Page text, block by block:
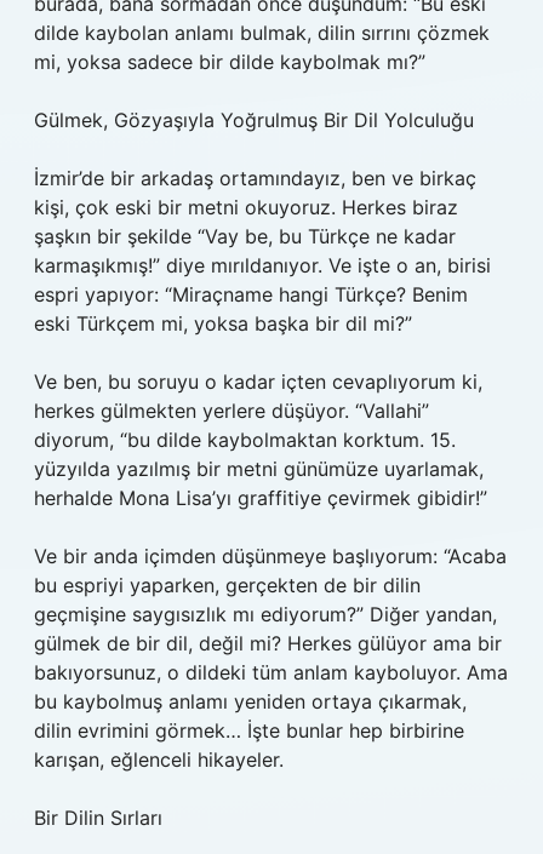
dilde kaybolan anlamı bulmak, dilin sırrını çözmek
mi, yoksa sadece bir dilde kaybolmak mı?”
Gülmek, Gözyaşıyla Yoğrulmuş Bir Dil Yolculuğu
İzmir’de bir arkadaş ortamındayız, ben ve birkaç
kişi, çok eski bir metni okuyoruz. Herkes biraz
şaşkın bir şekilde “Vay be, bu Türkçe ne kadar
karmaşıkmış!” diye mırıldanıyor. Ve işte o an, birisi
espri yapıyor: “Miraçname hangi Türkçe? Benim
eski Türkçem mi, yoksa başka bir dil mi?”
Ve ben, bu soruyu o kadar içten cevaplıyorum ki,
herkes gülmekten yerlere düşüyor. “Vallahi”
diyorum, “bu dilde kaybolmaktan korktum. 15.
yüzyılda yazılmış bir metni günümüze uyarlamak,
herhalde Mona Lisa’yı graffitiye çevirmek gibidir!”
Ve bir anda içimden düşünmeye başlıyorum: “Acaba
bu espriyi yaparken, gerçekten de bir dilin
geçmişine saygısızlık mı ediyorum?” Diğer yandan,
gülmek de bir dil, değil mi? Herkes gülüyor ama bir
bakıyorsunuz, o dildeki tüm anlam kayboluyor. Ama
bu kaybolmuş anlamı yeniden ortaya çıkarmak,
dilin evrimini görmek… İşte bunlar hep birbirine
karışan, eğlenceli hikayeler.
Bir Dilin Sırları